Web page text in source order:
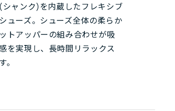
ャンク)を内蔵したフレキシブ
ューズ。シューズ全体の柔らか
トアッパーの組み合わせが吸
を実現し、長時間リラックス